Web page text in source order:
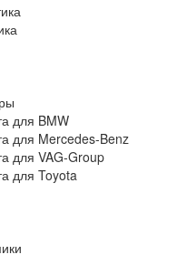
для BMW
для Mercedes-Benz
для VAG-Group
для Toyota